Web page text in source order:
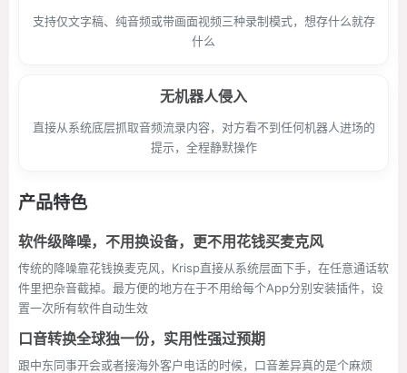
支持仅文字稿、纯音频或带画面视频三种录制模式，想存什么就存
什么
无机器人侵入
直接从系统底层抓取音频流录内容，对方看不到任何机器人进场的
提示，全程静默操作
产品特色
软件级降噪，不用换设备，更不用花钱买麦克风
传统的降噪靠花钱换麦克风，Krisp直接从系统层面下手，在任意通话软
件里把杂音截掉。最方便的地方在于不用给每个App分别安装插件，设
置一次所有软件自动生效
口音转换全球独一份，实用性强过预期
跟中东同事开会或者接海外客户电话的时候，口音差异真的是个麻烦